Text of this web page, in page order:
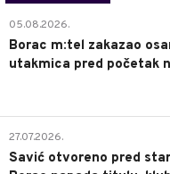
05.08.2026.
Borac m:tel zakazao
utakmica pred početak
27.07.2026.
Savić otvoreno pred